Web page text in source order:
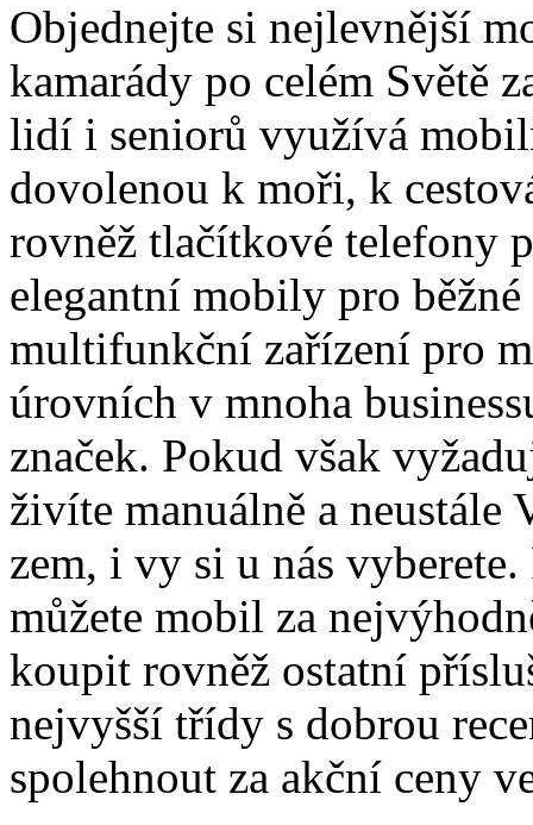
Objednejte si nejlevnější
kamarády po celém Světě
lidí i seniorů využívá
dovolenou k moři, k
rovněž tlačítkové telefony
elegantní mobily pro
multifunkční zařízení pro
úrovních v mnoha
značek. Pokud však
živíte manuálně a neustále
zem, i vy si u nás
můžete mobil za
koupit rovněž ostatní
nejvyšší třídy s dobrou
spolehnout za akční ceny